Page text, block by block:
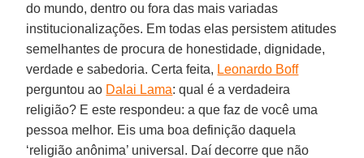
do mundo, dentro ou fora das mais variadas
institucionalizações. Em todas elas persistem atitudes
semelhantes de procura de honestidade, dignidade,
verdade e sabedoria. Certa feita, Leonardo Boff
perguntou ao Dalai Lama: qual é a verdadeira
religião? E este respondeu: a que faz de você uma
pessoa melhor. Eis uma boa definição daquela
‘religião anônima’ universal. Daí decorre que não